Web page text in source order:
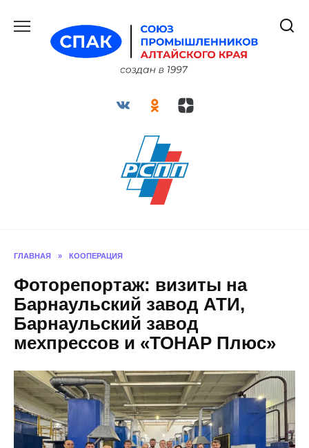
содержанию
ГЛАВНАЯ » КООПЕРАЦИЯ
Фоторепортаж: визиты на
Барнаульский завод АТИ,
Барнаульский завод
мехпрессов и «ТОНАР Плюс»